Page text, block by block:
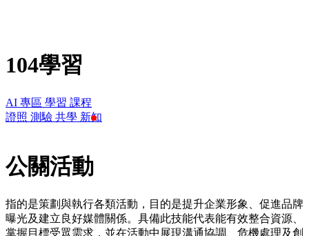
104學習
AI 專區 學習 課程
證照 測驗 共學 新知
公關活動
指的是策劃與執行各類活動，目的是提升企業形象、促進品牌
曝光及建立良好媒體關係。具備此技能代表能有效整合資源、
掌握目標受眾需求，並在活動中展現溝通協調、危機處理及創